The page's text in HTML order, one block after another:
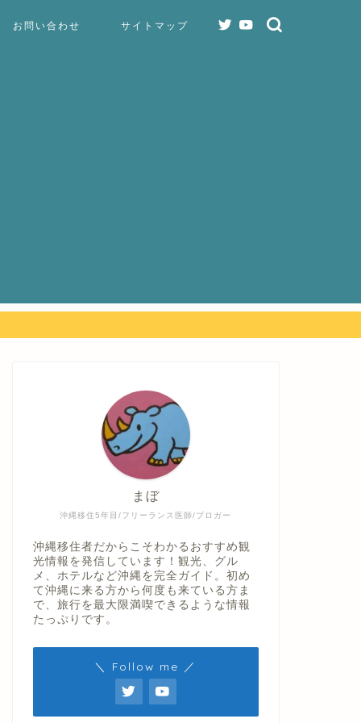
お問い合わせ サイトマップ
沖縄移住5年目/フリーランス医師/ブロガー
まぼ
沖縄移住者だからこそわかるおすすめ観
光情報を発信しています！観光、グル
メ、ホテルなど沖縄を完全ガイド。初め
て沖縄に来る方から何度も来ている方ま
で、旅行を最大限満喫できるような情報
たっぷりです。
＼ Follow me ／